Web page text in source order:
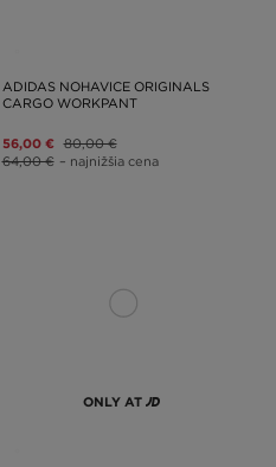
ADIDAS NOHAVICE ORIGINALS
CARGO WORKPANT
56,00 € 80,00 €
64,00 € – najnižšia cena
ONLY AT